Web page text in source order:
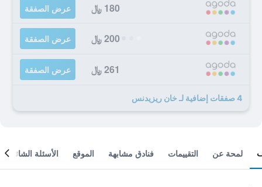
180 ﷼ عرض الصفقة
200 ﷼ عرض الصفقة
261 ﷼ عرض الصفقة
4 صفقات إضافية لـ خان ريزيدنس
لمحة عن التقييمات فنادق مشابهة الموقع الأسئلة الشائعة